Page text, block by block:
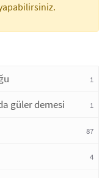
1
güler demesi 1
87
4